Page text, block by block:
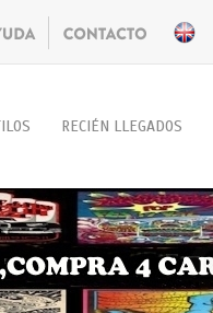
RECIÉN LLEGADOS